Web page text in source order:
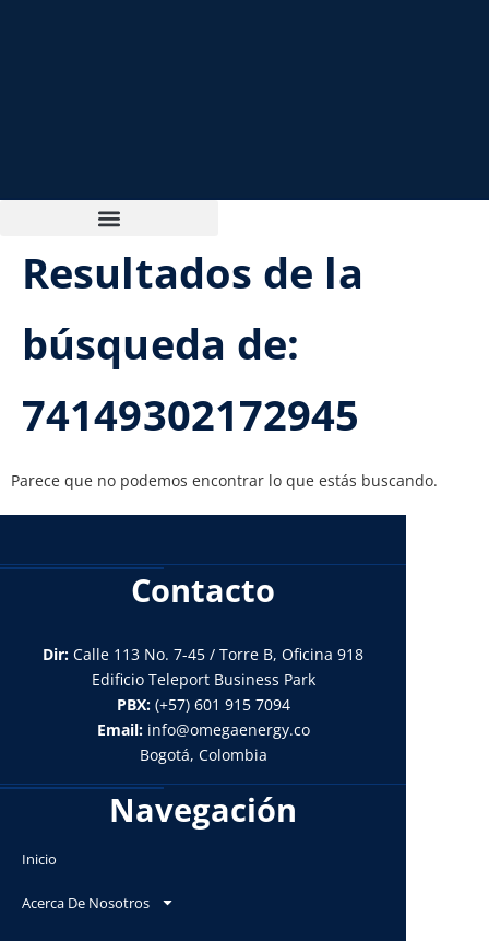
Resultados de la
búsqueda de:
74149302172945
Parece que no podemos encontrar lo que estás buscando.
Navegación
Inicio
Acerca De Nosotros
Contacto
Dir: Calle 113 No. 7-45 / Torre B, Oficina 918
Edificio Teleport Business Park
PBX:(+57) 601 915 7094
Email:info@omegaenergy.co
Bogotá, Colombia